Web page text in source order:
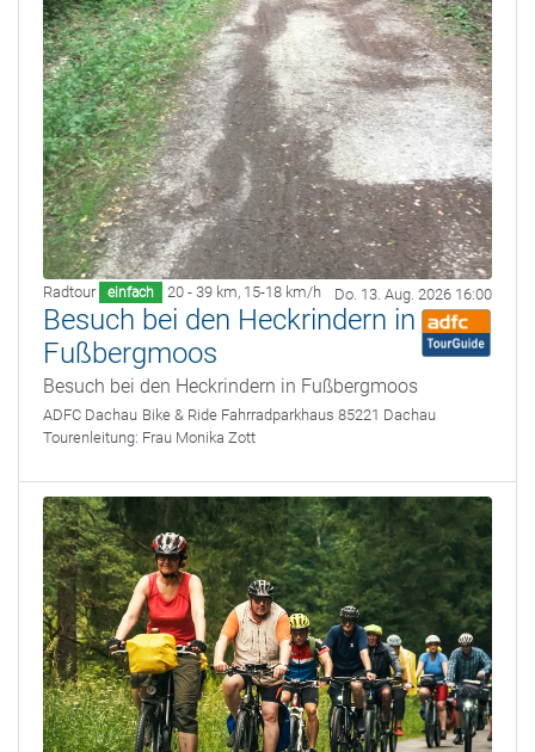
Radtour einfach 20 - 39 km, 15-18 km/h Do. 13. Aug. 2026 16:00
Besuch bei den Heckrindern in
Fußbergmoos
Besuch bei den Heckrindern in Fußbergmoos
ADFC Dachau Bike & Ride Fahrradparkhaus 85221 Dachau
Tourenleitung: Frau Monika Zott